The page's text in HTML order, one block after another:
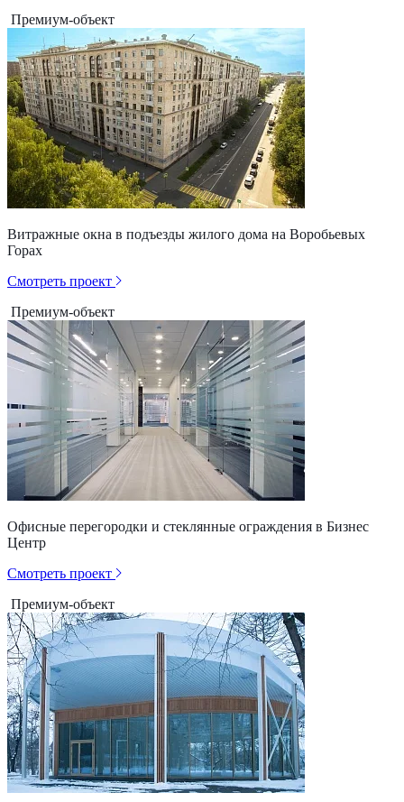
Премиум-объект
Витражные окна в подъезды жилого дома на Воробьевых
Горах
Смотреть проект
Премиум-объект
Офисные перегородки и стеклянные ограждения в Бизнес
Центр
Смотреть проект
Премиум-объект